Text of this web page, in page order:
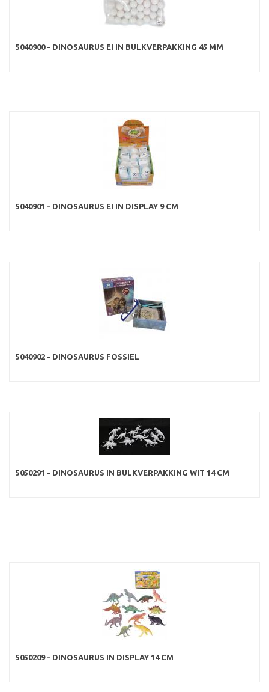
5040900 - DINOSAURUS EI IN BULKVERPAKKING 45 MM
5040901 - DINOSAURUS EI IN DISPLAY 9 CM
5040902 - DINOSAURUS FOSSIEL
5050291 - DINOSAURUS IN BULKVERPAKKING WIT 14 CM
5050209 - DINOSAURUS IN DISPLAY 14 CM